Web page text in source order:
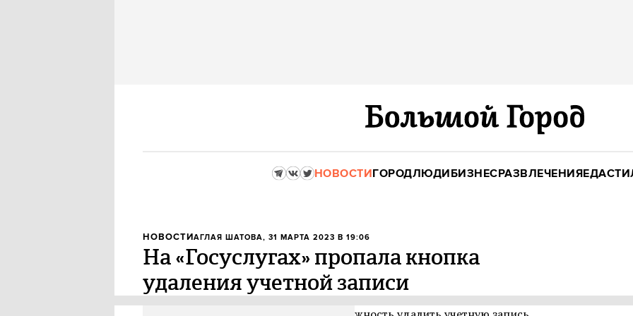
НОВОСТИГОРОДЛЮДИБИЗНЕСРАЗВЛЕЧЕНИЯЕДА
НОВОСТИАГЛАЯ ШАТОВА, 31 МАРТА 2023 В 19:06
На «Госуслугах» пропала кнопка
удаления учетной записи